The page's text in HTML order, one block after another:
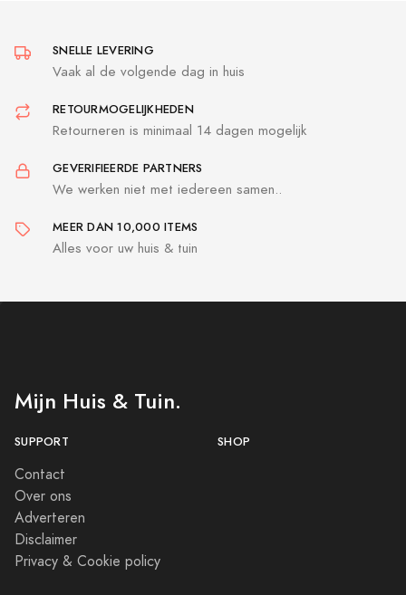
SNELLE LEVERING
Vaak al de volgende dag in huis
RETOURMOGELIJKHEDEN
Retourneren is minimaal 14 dagen mogelijk
GEVERIFIEERDE PARTNERS
We werken niet met iedereen samen..
MEER DAN 10,000 ITEMS
Alles voor uw huis & tuin
Mijn Huis & Tuin.
SUPPORT
Contact
Over ons
Adverteren
Disclaimer
Privacy & Cookie policy
SHOP